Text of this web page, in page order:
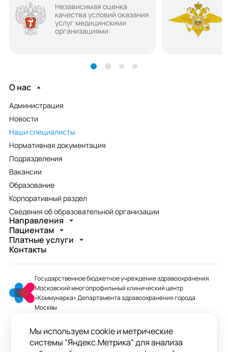
Независимая оценка
качества условий оказания
услуг медицинскими
организациями
О нас
Администрация
Новости
Наши специалисты
Нормативная документация
Подразделения
Вакансии
Образование
Корпоративный раздел
Сведения об образовательной организации
Направления
Пациентам
Платные услуги
Контакты
Государственное бюджетное учреждение здравоохранения
Московский многопрофильный клинический центр
«Коммунарка» Департамента здравоохранения города
Москвы
+7 495 744-07-03
Мы используем cookie и метрические
системы "Яндекс.Метрика" для анализа